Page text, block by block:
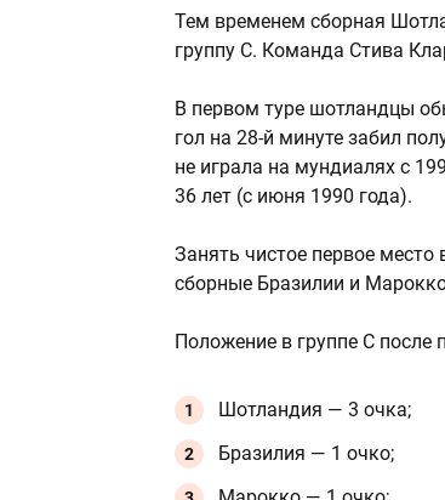
Тем временем сборная
группу C. Команда Стива
В первом туре шотландцы
гол на 28-й минуте забил
не играла на мундиалях с
36 лет (с июня 1990 года).
Занять чистое первое
сборные Бразилии и
Положение в группе C
Шотландия — 3 очка;
Бразилия — 1 очко;